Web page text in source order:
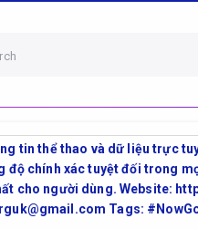
tin thể thao và dữ liệu trực
độ chính xác tuyệt đối trong
cho người dùng. Website:
Tags: